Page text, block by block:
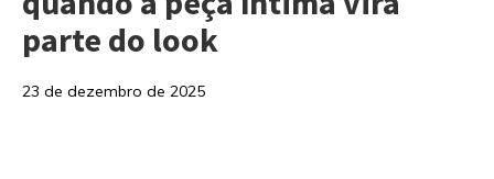
parte do look
23 de dezembro de 2025